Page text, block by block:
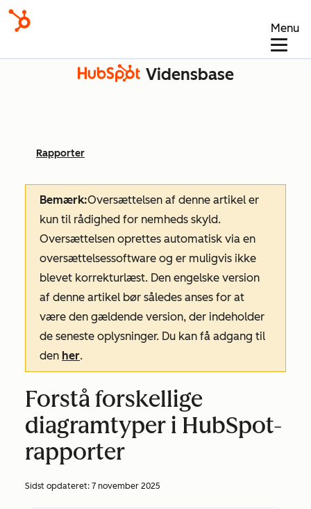
Menu
Vidensbase
Rapporter
Bemærk:Oversættelsen af denne artikel er
kun til rådighed for nemheds skyld.
Oversættelsen oprettes automatisk via en
oversættelsessoftware og er muligvis ikke
blevet korrekturlæst. Den engelske version
af denne artikel bør således anses for at
være den gældende version, der indeholder
de seneste oplysninger. Du kan få adgang til
den her.
Forstå forskellige
diagramtyper i HubSpot-
rapporter
Sidst opdateret: 7 november 2025